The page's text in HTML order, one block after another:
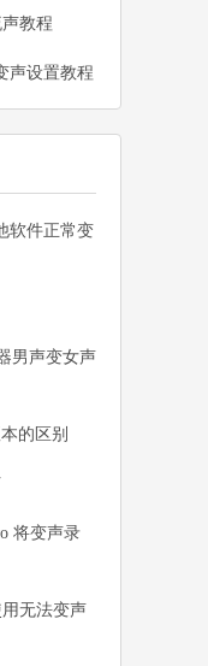
教程
声设置教程
软件正常变
男声变女声
的区别
将变声录
无法变声